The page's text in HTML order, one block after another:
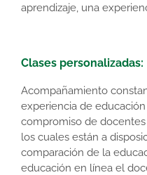
aprendizaje, una
Clases personalizadas:
Acompañamiento
experiencia de
compromiso de
los cuales están a
comparación de la
educación en línea el